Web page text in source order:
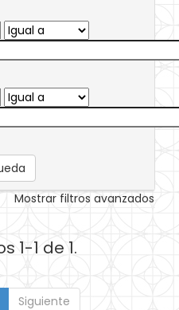
Mostrar filtros avanzados
1-1 de 1.
Siguiente